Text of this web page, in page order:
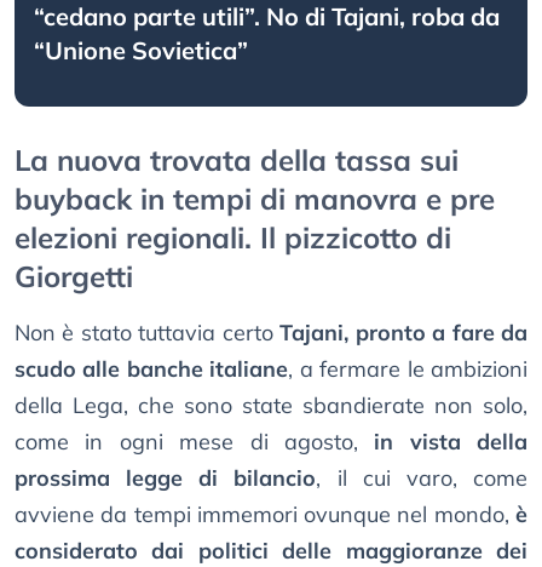
“cedano parte utili”. No di Tajani, roba da
“Unione Sovietica”
La nuova trovata della tassa sui
buyback in tempi di manovra e pre
elezioni regionali. Il pizzicotto di
Giorgetti
Non è stato tuttavia certoTajani, pronto a fare da
scudo alle banche italiane, a fermare le ambizioni
della Lega, che sono state sbandierate non solo,
come in ogni mese di agosto, in vista della
prossima legge di bilancio, il cui varo, come
avviene da tempi immemori ovunque nel mondo, è
considerato dai politici delle maggioranze dei